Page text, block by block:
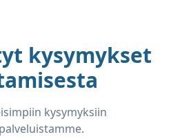
kysymykset
kysymyksiin